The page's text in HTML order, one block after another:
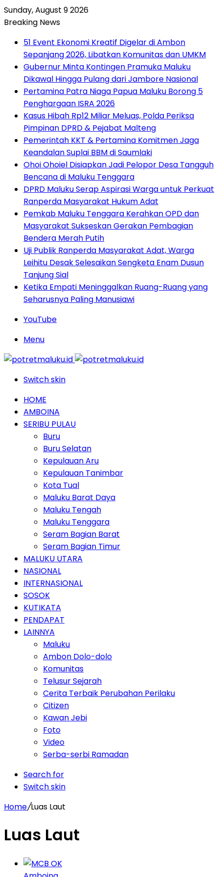
Sunday, August 9 2026
Breaking News
51 Event Ekonomi Kreatif Digelar di Ambon
Sepanjang 2026, Libatkan Komunitas dan UMKM
Gubernur Minta Kontingen Pramuka Maluku
Dikawal Hingga Pulang dari Jambore Nasional
Pertamina Patra Niaga Papua Maluku Borong 5
Penghargaan ISRA 2026
Kasus Hibah Rp12 Miliar Meluas, Polda Periksa
Pimpinan DPRD & Pejabat Malteng
Pemerintah KKT & Pertamina Komitmen Jaga
Keandalan Suplai BBM di Saumlaki
Ohoi Ohoiel Disiapkan Jadi Pelopor Desa Tangguh
Bencana di Maluku Tenggara
DPRD Maluku Serap Aspirasi Warga untuk Perkuat
Ranperda Masyarakat Hukum Adat
Pemkab Maluku Tenggara Kerahkan OPD dan
Masyarakat Sukseskan Gerakan Pembagian
Bendera Merah Putih
Uji Publik Ranperda Masyarakat Adat, Warga
Leihitu Desak Selesaikan Sengketa Enam Dusun
Tanjung Sial
Ketika Empati Meninggalkan Ruang-Ruang yang
Seharusnya Paling Manusiawi
YouTube
Menu
Switch skin
HOME
AMBOINA
SERIBU PULAU
Buru
Buru Selatan
Kepulauan Aru
Kepulauan Tanimbar
Kota Tual
Maluku Barat Daya
Maluku Tengah
Maluku Tenggara
Seram Bagian Barat
Seram Bagian Timur
MALUKU UTARA
NASIONAL
INTERNASIONAL
SOSOK
KUTIKATA
PENDAPAT
LAINNYA
Maluku
Ambon Dolo-dolo
Komunitas
Telusur Sejarah
Cerita Terbaik Perubahan Perilaku
Citizen
Kawan Jebi
Foto
Video
Serba-serbi Ramadan
Search for
Switch skin
Home/Luas Laut
Luas Laut